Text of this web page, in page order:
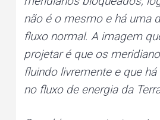
não é o mesmo e há uma
fluxo normal. A imagem
projetar é que os
fluindo livremente e que
no fluxo de energia da